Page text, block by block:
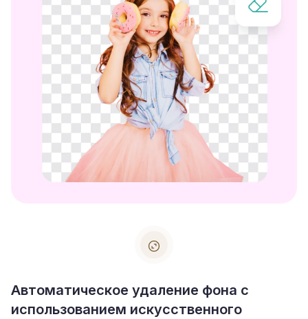
Автоматическое удаление фона с
использованием искусственного